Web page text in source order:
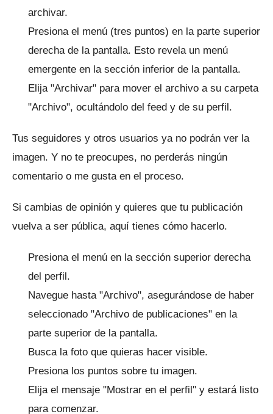
archivar.
Presiona el menú (tres puntos) en la parte superior
derecha de la pantalla. Esto revela un menú
emergente en la sección inferior de la pantalla.
Elija "Archivar" para mover el archivo a su carpeta
"Archivo", ocultándolo del feed y de su perfil.
Tus seguidores y otros usuarios ya no podrán ver la
imagen. Y no te preocupes, no perderás ningún
comentario o me gusta en el proceso.
Si cambias de opinión y quieres que tu publicación
vuelva a ser pública, aquí tienes cómo hacerlo.
Presiona el menú en la sección superior derecha
del perfil.
Navegue hasta "Archivo", asegurándose de haber
seleccionado "Archivo de publicaciones" en la
parte superior de la pantalla.
Busca la foto que quieras hacer visible.
Presiona los puntos sobre tu imagen.
Elija el mensaje "Mostrar en el perfil" y estará listo
para comenzar.